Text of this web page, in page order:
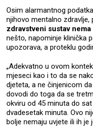
Osim alarmantnog
njihovo mentalno
zdravstveni sustav
nešto, napominje klinička
upozorava, a proteklu
„Adekvatno u ovom
mjeseci kao i to da se
djeteta, a ne činjenicom
dovodi do toga da se
okviru od 45 minuta do
dvadesetak minuta. Ovo
bolje nemaju uvjete ili ih je